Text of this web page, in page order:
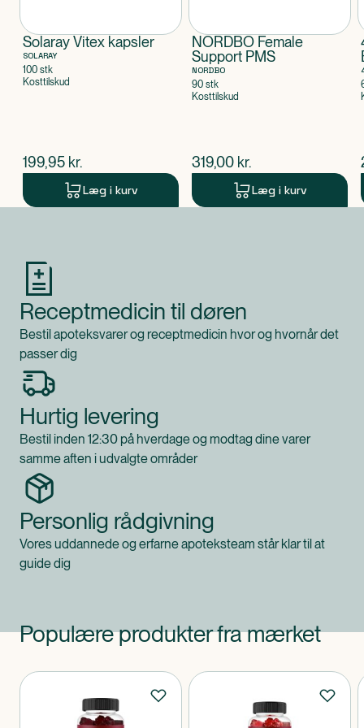
Solaray Vitex kapsler
SOLARAY
100 stk
Kosttilskud
$nuværende pris
199,95 kr.
Læg i kurv
NORDBO Female
Support PMS
NORDBO
90 stk
Kosttilskud
$nuværende pris
319,00 kr.
Læg i kurv
Receptmedicin til døren
Bestil apoteksvarer og receptmedicin hvor og hvornår det
passer dig
Hurtig levering
Bestil inden 12:30 på hverdage og modtag dine varer
samme aften i udvalgte områder
Personlig rådgivning
Vores uddannede og erfarne apoteksteam står klar til at
guide dig
Populære produkter fra mærket
Produkter